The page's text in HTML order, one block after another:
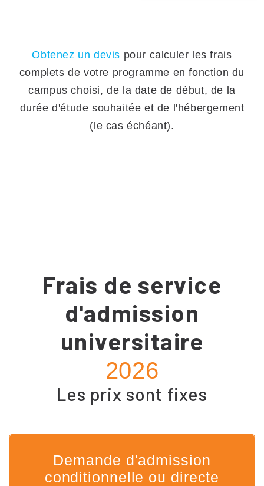
Obtenez un devis pour calculer les frais
complets de votre programme en fonction du
campus choisi, de la date de début, de la
durée d'étude souhaitée et de l'hébergement
(le cas échéant).
Frais de service
d'admission
universitaire
2026
Les prix sont fixes
Demande d'admission
conditionnelle ou directe